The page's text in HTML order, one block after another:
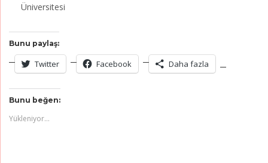
Üniversitesi
Bunu paylaş:
Twitter Facebook Daha fazla
Bunu beğen:
Yükleniyor...